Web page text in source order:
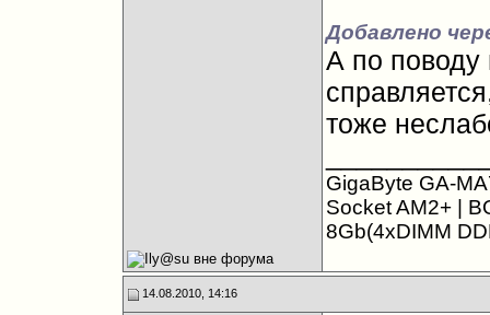
Добавлено
А по поводу
тоже
GigaByte GA-
Socket AM2+ |
8Gb(4xDIMM
14.08.2010, 14:16